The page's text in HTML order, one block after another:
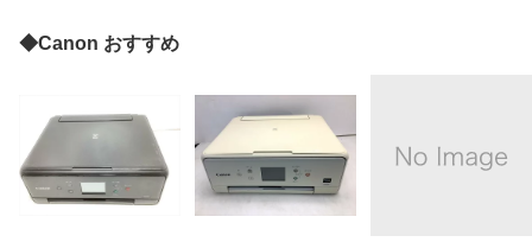
◆Canon おすすめ